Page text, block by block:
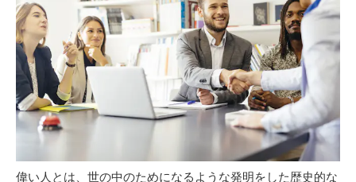
偉い人とは、世の中のためになるような発明をした歴史的な